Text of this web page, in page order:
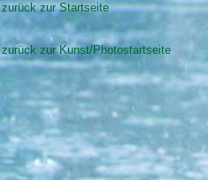
zurück zur Startseite
zurück zur Kunst/Photostartseite